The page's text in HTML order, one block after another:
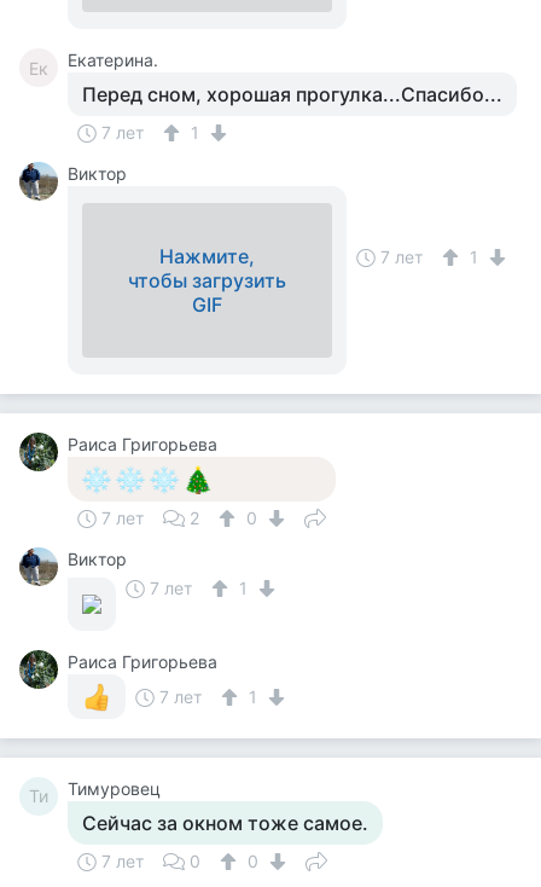
Ек Екатерина.
Перед сном, хорошая прогулка...Спасибо...
7 лет
1
Виктор
Нажмите,
чтобы загрузить
GIF
7 лет 1
Раиса Григорьева
7 лет 2
0
Виктор
7 лет
1
Раиса Григорьева
7 лет
1
Ти Тимуровец
Сейчас за окном тоже самое.
7 лет 0 0